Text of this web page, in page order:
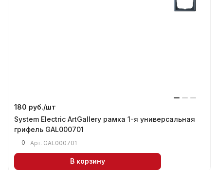
180 руб./шт
System Electric ArtGallery рамка 1-я универсальная
грифель GAL000701
0 Арт. GAL000701
В корзину